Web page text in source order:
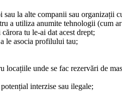
la alte companii sau organizații
a utiliza anumite tehnologii (cum
tu le-ai dat acest drept;
le asocia profilului tau;
unde se fac rezervări de
interzise sau ilegale;